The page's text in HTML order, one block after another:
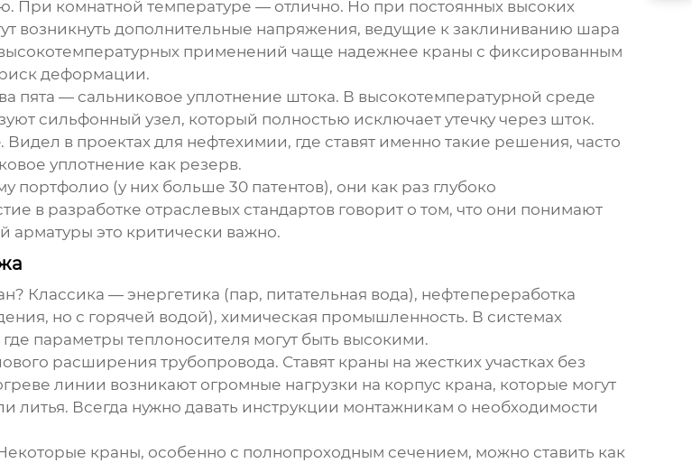
При комнатной температуре — отлично. Но при постоянных высоких
возникнуть дополнительные напряжения, ведущие к заклиниванию шара
применений чаще надежнее краны с фиксированным
деформации.
пята — сальниковое уплотнение штока. В высокотемпературной среде
сильфонный узел, который полностью исключает утечку через шток.
в проектах для нефтехимии, где ставят именно такие решения, часто
уплотнение как резерв.
портфолио (у них больше 30 патентов), они как раз глубоко
в разработке отраслевых стандартов говорит о том, что они понимают
арматуры это критически важно.
? Классика — энергетика (пар, питательная вода), нефтепереработка
но с горячей водой), химическая промышленность. В системах
параметры теплоносителя могут быть высокими.
расширения трубопровода. Ставят краны на жестких участках без
линии возникают огромные нагрузки на корпус крана, которые могут
литья. Всегда нужно давать инструкции монтажникам о необходимости
краны, особенно с полнопроходным сечением, можно ставить как